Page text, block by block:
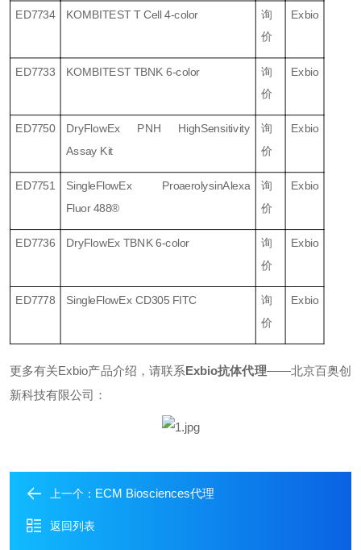
ED7734 KOMBITEST T Cell 4-color
询
价
Exbio
ED7733 KOMBITEST TBNK 6-color
询
价
Exbio
ED7750
DryFlowEx PNH HighSensitivity
Assay Kit
询
价
Exbio
ED7751 SingleFlowEx ProaerolysinAlexa
Fluor 488®
询
价
Exbio
ED7736 DryFlowEx TBNK 6-color 询
价
Exbio
ED7778 SingleFlowEx CD305 FITC 询
价
Exbio
更多有关Exbio产品介绍，请联系Exbio抗体代理——北京百奥创
新科技有限公司：
上一个： ECM Biosciences代理
返回列表